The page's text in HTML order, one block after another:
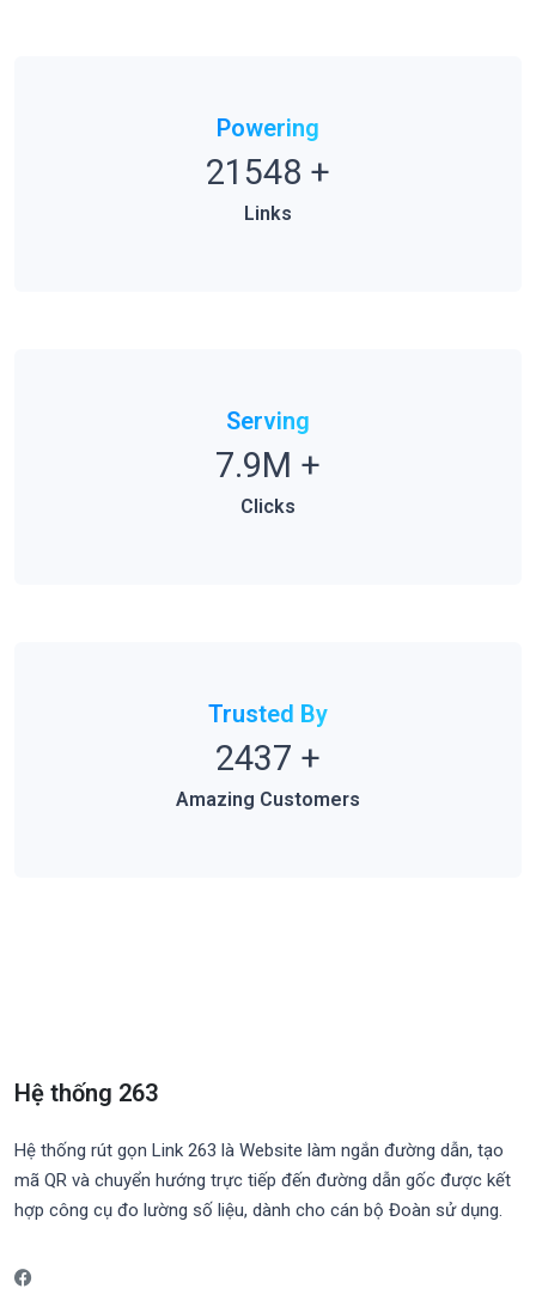
Powering
21548 +
Links
Serving
7.9M +
Clicks
Trusted By
2437 +
Amazing Customers
Hệ thống 263
Hệ thống rút gọn Link 263 là Website làm ngắn đường dẫn, tạo
mã QR và chuyển hướng trực tiếp đến đường dẫn gốc được kết
hợp công cụ đo lường số liệu, dành cho cán bộ Đoàn sử dụng.